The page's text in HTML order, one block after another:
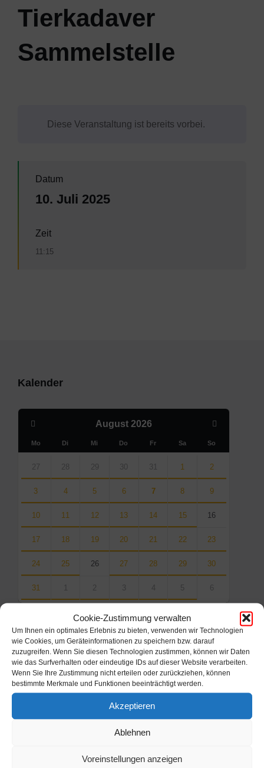
Cookie-Zustimmung verwalten
Um Ihnen ein optimales Erlebnis zu bieten, verwenden wir Technologien
wie Cookies, um Geräteinformationen zu speichern bzw. darauf
zuzugreifen. Wenn Sie diesen Technologien zustimmen, können wir Daten
wie das Surfverhalten oder eindeutige IDs auf dieser Website verarbeiten.
Wenn Sie Ihre Zustimmung nicht erteilen oder zurückziehen, können
bestimmte Merkmale und Funktionen beeinträchtigt werden.
Akzeptieren
Ablehnen
Voreinstellungen anzeigen
Tierkadaver
Sammelstelle
Diese Veranstaltung ist bereits vorbei.
Datum
10. Juli 2025
Zeit
11:15
Kalender
August 2026
Month
Mo Di Mi Do Fr Sa So
calendar
days
27 28 29 30 31 1 2
3 4 5 6 7 8 9
10 11 12 13 14 15 16
17 18 19 20 21 22 23
24 25 26 27 28 29 30
31 1 2 3 5 6
calendar
days
Filter